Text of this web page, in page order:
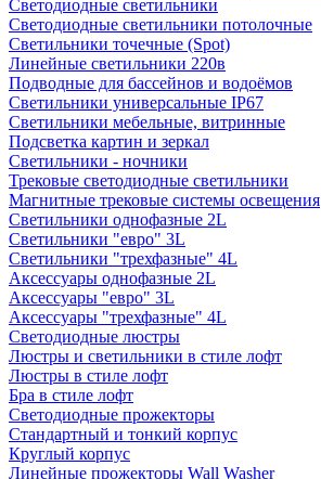
Светодиодные светильники
Светодиодные светильники потолочные
Светильники точечные (Spot)
Линейные светильники 220в
Подводные для бассейнов и водоёмов
Светильники универсальные IP67
Светильники мебельные, витринные
Подсветка картин и зеркал
Светильники - ночники
Трековые светодиодные светильники
Магнитные трековые системы освещения
Светильники однофазные 2L
Светильники "евро" 3L
Светильники "трехфазные" 4L
Аксессуары однофазные 2L
Аксессуары "евро" 3L
Аксессуары "трехфазные" 4L
Светодиодные люстры
Люстры и светильники в стиле лофт
Люстры в стиле лофт
Бра в стиле лофт
Светодиодные прожекторы
Стандартный и тонкий корпус
Круглый корпус
Линейные прожекторы Wall Washer